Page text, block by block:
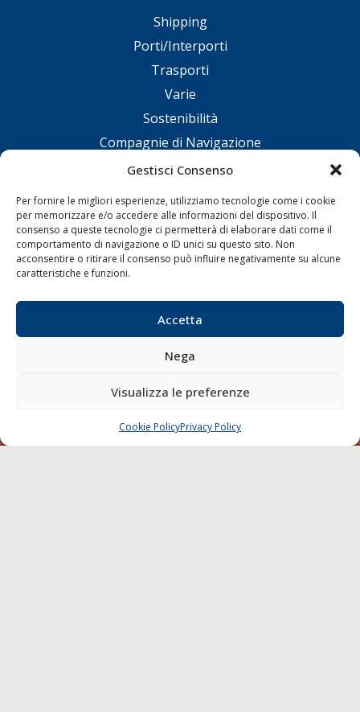
Gestisci Consenso
Per fornire le migliori esperienze, utilizziamo tecnologie come i cookie
per memorizzare e/o accedere alle informazioni del dispositivo. Il
consenso a queste tecnologie ci permetterà di elaborare dati come il
comportamento di navigazione o ID unici su questo sito. Non
acconsentire o ritirare il consenso può influire negativamente su alcune
caratteristiche e funzioni.
Accetta
Nega
Visualizza le preferenze
Cookie PolicyPrivacy Policy
Shipping
Porti/Interporti
Trasporti
Varie
Sostenibilità
Compagnie di Navigazione
Blue economy
Chi siamo
Contatti
CHIAMA SCRIVI